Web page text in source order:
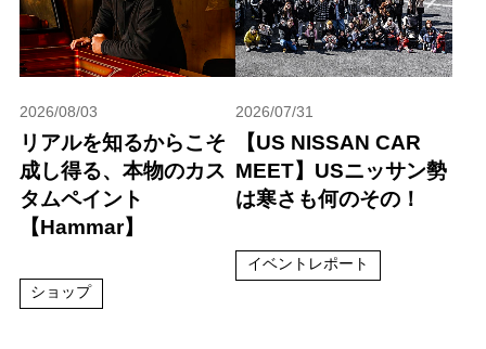
2026/08/03
リアルを知るからこそ
成し得る、本物のカス
タムペイント
【Hammar】
ショップ
2026/07/31
【US NISSAN CAR
MEET】USニッサン勢
は寒さも何のその！
イベントレポート